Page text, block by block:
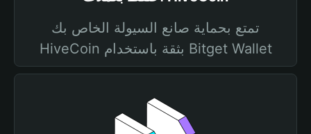
تمتع بحماية صانع السيولة الخاص بك
HiveCoin بثقة باستخدام Bitget Wallet